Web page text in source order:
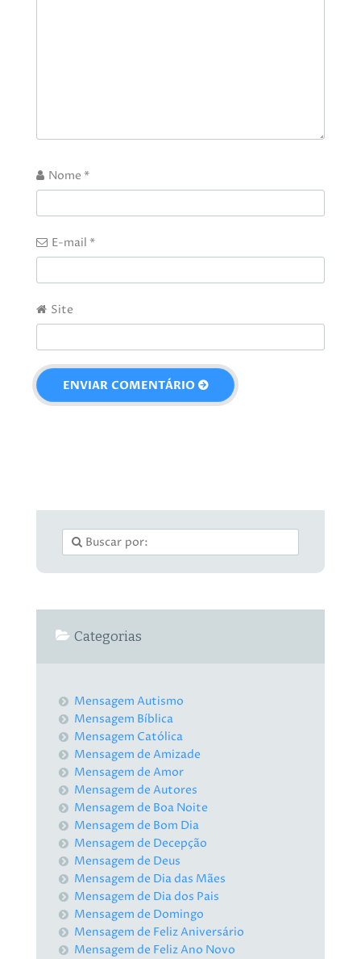
Nome *
E-mail *
Site
Categorias
Mensagem Autismo
Mensagem Bíblica
Mensagem Católica
Mensagem de Amizade
Mensagem de Amor
Mensagem de Autores
Mensagem de Boa Noite
Mensagem de Bom Dia
Mensagem de Decepção
Mensagem de Deus
Mensagem de Dia das Mães
Mensagem de Dia dos Pais
Mensagem de Domingo
Mensagem de Feliz Aniversário
Mensagem de Feliz Ano Novo